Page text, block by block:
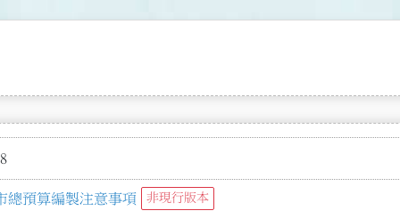
總預算編製注意事項 非現行版本